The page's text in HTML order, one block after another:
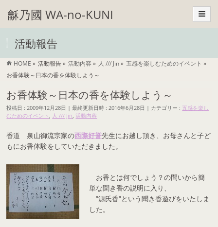
龢乃國 WA-no-KUNI
活動報告
HOME » 活動報告» 活動内容 » 人 /// Jin» 五感を楽しむためのイベント »
お香体験～日本の香を体験しよう～
お香体験～日本の香を体験しよう～
投稿日 : 2009年12月28日 最終更新日時 : 2016年6月28日 カテゴリー : 五感を楽し
むためのイベント, 人 /// Jin,活動内容
香道 泉山御流宗家の西際好誉先生にお越し頂き、お母さんと子ど
もにお香体験をしていただきました。
お香とは何でしょう？の問いから簡
単な聞き香の説明に入り、
”源氏香”という聞き香遊びをいたしま
した。